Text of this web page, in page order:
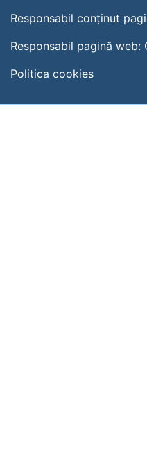
Responsabil conținut
Responsabil pagină web:
Politica cookies